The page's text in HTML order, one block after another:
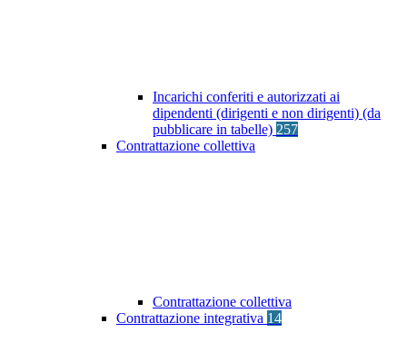
Incarichi conferiti e autorizzati ai
dipendenti (dirigenti e non dirigenti) (da
pubblicare in tabelle) 257
Contrattazione collettiva
Contrattazione collettiva
Contrattazione integrativa 14